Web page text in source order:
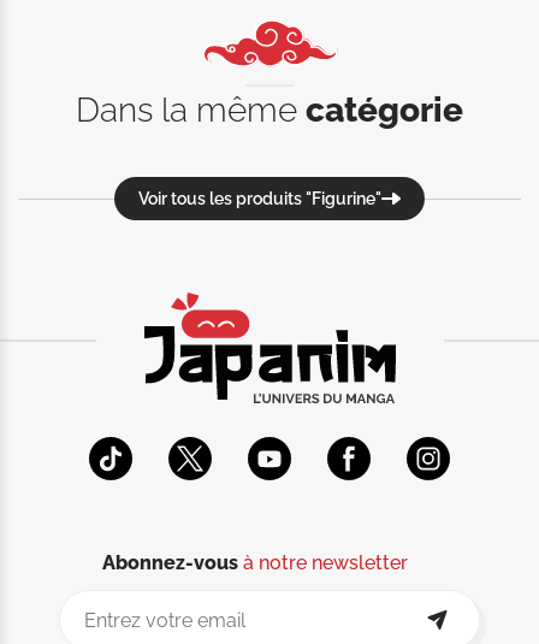
Dans la même catégorie
Voir tous les produits "Figurine"
Abonnez-vousà notre newsletter